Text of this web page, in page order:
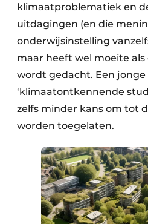
klimaatproblematiek en
uitdagingen (en die
onderwijsinstelling
maar heeft wel moeite als
wordt gedacht. Een jonge
‘klimaatontkennende
zelfs minder kans om tot
worden toegelaten.